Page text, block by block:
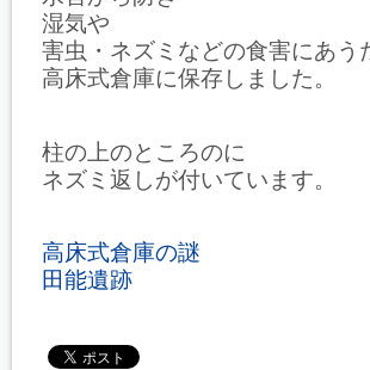
湿気や
害虫・ネズミなどの食害にあう
高床式倉庫に保存しました。
柱の上のところのに
ネズミ返しが付いています。
高床式倉庫の謎
田能遺跡